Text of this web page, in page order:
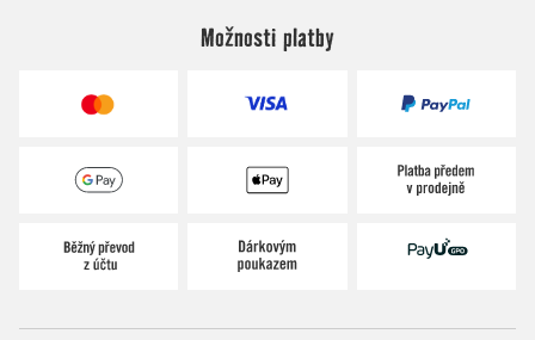
Možnosti platby